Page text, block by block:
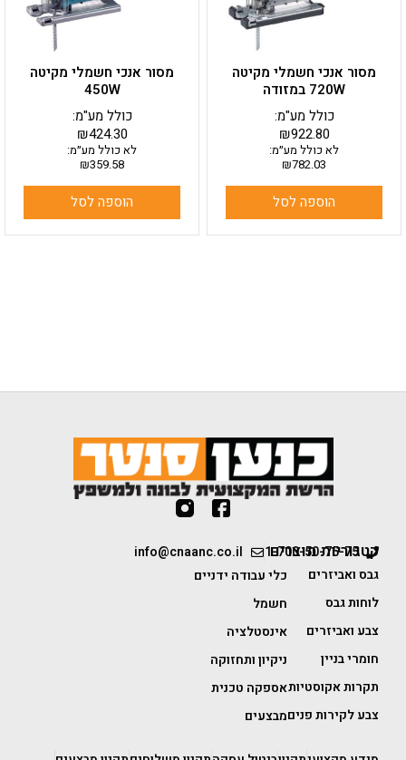
מסור אנכי חשמלי מקיטה
720W במזודה
₪922.80
כולל מע"מ:
לא כולל מע״מ:
₪782.03
הוספה לסל
מסור אנכי חשמלי מקיטה
450W
₪424.30
כולל מע"מ:
לא כולל מע״מ:
₪359.58
הוספה לסל
1-700-50-75-75
info@cnaanc.co.il קטגוריות מוצרים
גבס ואביזרים
לוחות גבס
צבע ואביזרים
חומרי בניין
תקרות אקוסטיות
צבע לקירות פנים
כלי עבודה ידניים
חשמל
אינסטלציה
ניקיון ותחזוקה
אספקה טכנית
מבצעים